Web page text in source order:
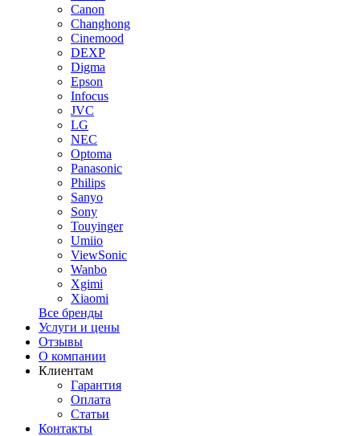
Canon
Changhong
Cinemood
DEXP
Digma
Epson
Infocus
JVC
LG
NEC
Optoma
Panasonic
Philips
Sanyo
Sony
Touyinger
Umiio
ViewSonic
Wanbo
Xgimi
Xiaomi
Все бренды
Услуги и цены
Отзывы
О компании
Клиентам
Гарантия
Оплата
Статьи
Контакты